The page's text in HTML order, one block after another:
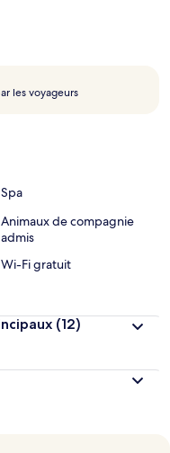
Ce palace de luxe abrite
et un centre de remise
à une courte distance à
et Station de métro
les voyageurs
r
t
l
Spa
Animaux de compagnie
admis
Wi-Fi gratuit
(12)